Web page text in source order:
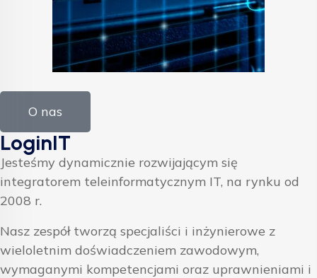
O nas
LoginIT
Jesteśmy dynamicznie rozwijającym się
integratorem teleinformatycznym IT, na rynku od
2008 r.
Nasz zespół tworzą specjaliści i inżynierowe z
wieloletnim doświadczeniem zawodowym,
wymaganymi kompetencjami oraz uprawnieniami i